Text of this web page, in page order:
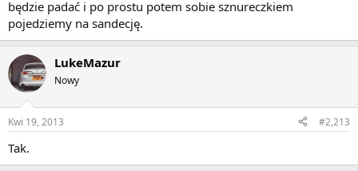
będzie padać i po prostu potem sobie sznureczkiem
pojedziemy na sandecję.
LukeMazur
Nowy
Kwi 19, 2013 #2,213
Tak.